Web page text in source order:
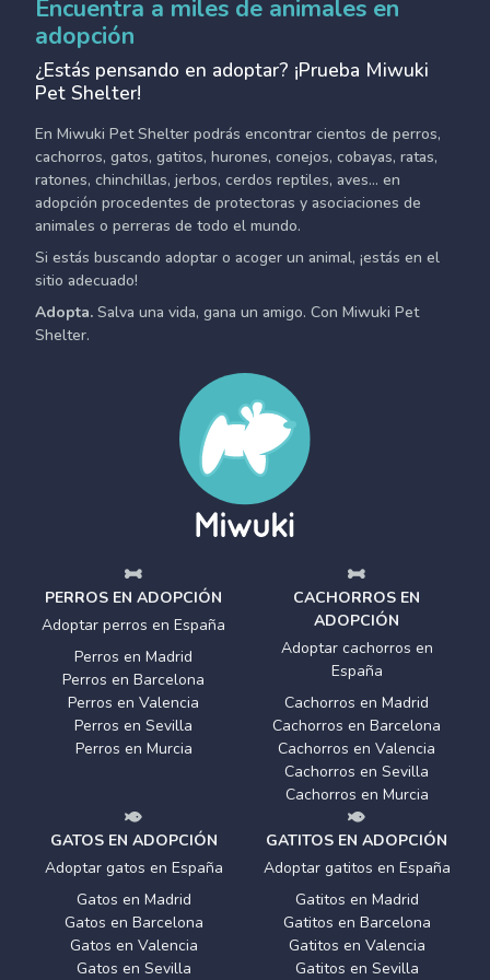
Encuentra a miles de animales en
adopción
¿Estás pensando en adoptar? ¡Prueba Miwuki
Pet Shelter!
En Miwuki Pet Shelter podrás encontrar cientos de perros,
cachorros, gatos, gatitos, hurones, conejos, cobayas, ratas,
ratones, chinchillas, jerbos, cerdos reptiles, aves... en
adopción procedentes de protectoras y asociaciones de
animales o perreras de todo el mundo.
Si estás buscando adoptar o acoger un animal, ¡estás en el
sitio adecuado!
Adopta. Salva una vida, gana un amigo. Con Miwuki Pet
Shelter.
PERROS EN ADOPCIÓN
Adoptar perros en España
Perros en Madrid
Perros en Barcelona
Perros en Valencia
Perros en Sevilla
Perros en Murcia
CACHORROS EN
ADOPCIÓN
Adoptar cachorros en
España
Cachorros en Madrid
Cachorros en Barcelona
Cachorros en Valencia
Cachorros en Sevilla
Cachorros en Murcia
GATOS EN ADOPCIÓN
Adoptar gatos en España
Gatos en Madrid
Gatos en Barcelona
Gatos en Valencia
Gatos en Sevilla
GATITOS EN ADOPCIÓN
Adoptar gatitos en España
Gatitos en Madrid
Gatitos en Barcelona
Gatitos en Valencia
Gatitos en Sevilla